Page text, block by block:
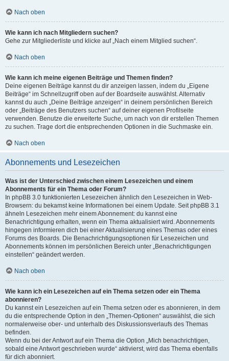
Nach oben
Wie kann ich nach Mitgliedern suchen?
Gehe zur Mitgliederliste und klicke auf „Nach einem Mitglied suchen“.
Nach oben
Wie kann ich meine eigenen Beiträge und Themen finden?
Deine eigenen Beiträge kannst du dir anzeigen lassen, indem du „Eigene
Beiträge“ im Schnellzugriff oben auf der Boardseite auswählst. Alternativ
kannst du auch „Deine Beiträge anzeigen“ in deinem persönlichen Bereich
oder „Beiträge des Benutzers suchen“ auf deiner eigenen Profilseite
verwenden. Benutze die erweiterte Suche, um nach von dir erstellen Themen
zu suchen. Trage dort die entsprechenden Optionen in die Suchmaske ein.
Nach oben
Abonnements und Lesezeichen
Was ist der Unterschied zwischen einem Lesezeichen und einem
Abonnements für ein Thema oder Forum?
In phpBB 3.0 funktionierten Lesezeichen ähnlich den Lesezeichen in Web-
Browsern: du bekamst keine Informationen bei einem Update. Seit phpBB 3.1
ähneln Lesezeichen mehr einem Abonnement: du kannst eine
Benachrichtigung erhalten, wenn ein Thema aktualisiert wird. Abonnements
hingegen informieren dich bei einer Aktualisierung eines Themas oder eines
Forums des Boards. Die Benachrichtigungsoptionen für Lesezeichen und
Abonnements können im persönlichen Bereich unter „Benachrichtigungen
einstellen“ geändert werden.
Nach oben
Wie kann ich ein Lesezeichen auf ein Thema setzen oder ein Thema
abonnieren?
Du kannst ein Lesezeichen auf ein Thema setzen oder es abonnieren, in dem
du die entsprechende Option in den „Themen-Optionen“ auswählst, die sich
normalerweise ober- und unterhalb des Diskussionsverlaufs des Themas
befinden.
Wenn du bei der Antwort auf ein Thema die Option „Mich benachrichtigen,
sobald eine Antwort geschrieben wurde“ aktivierst, wird das Thema ebenfalls
für dich abonniert.